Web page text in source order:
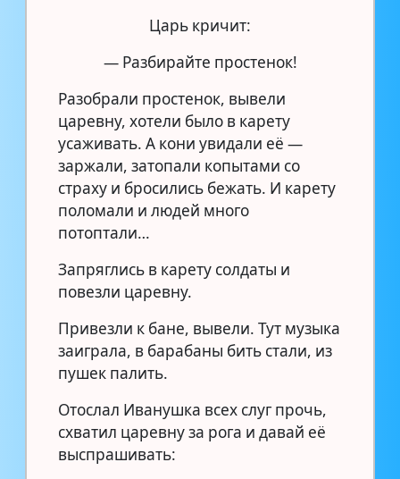
Царь кричит:
— Разбирайте простенок!
Разобрали простенок, вывели
царевну, хотели было в карету
усаживать. А кони увидали её —
заржали, затопали копытами со
страху и бросились бежать. И карету
поломали и людей много
потоптали…
Запряглись в карету солдаты и
повезли царевну.
Привезли к бане, вывели. Тут музыка
заиграла, в барабаны бить стали, из
пушек палить.
Отослал Иванушка всех слуг прочь,
схватил царевну за рога и давай её
выспрашивать: